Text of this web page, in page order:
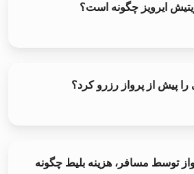
ایرویز چگونه است؟
را پیش از پرواز رزرو کرد؟
توسط مسافر، هزینه بلیط چگونه